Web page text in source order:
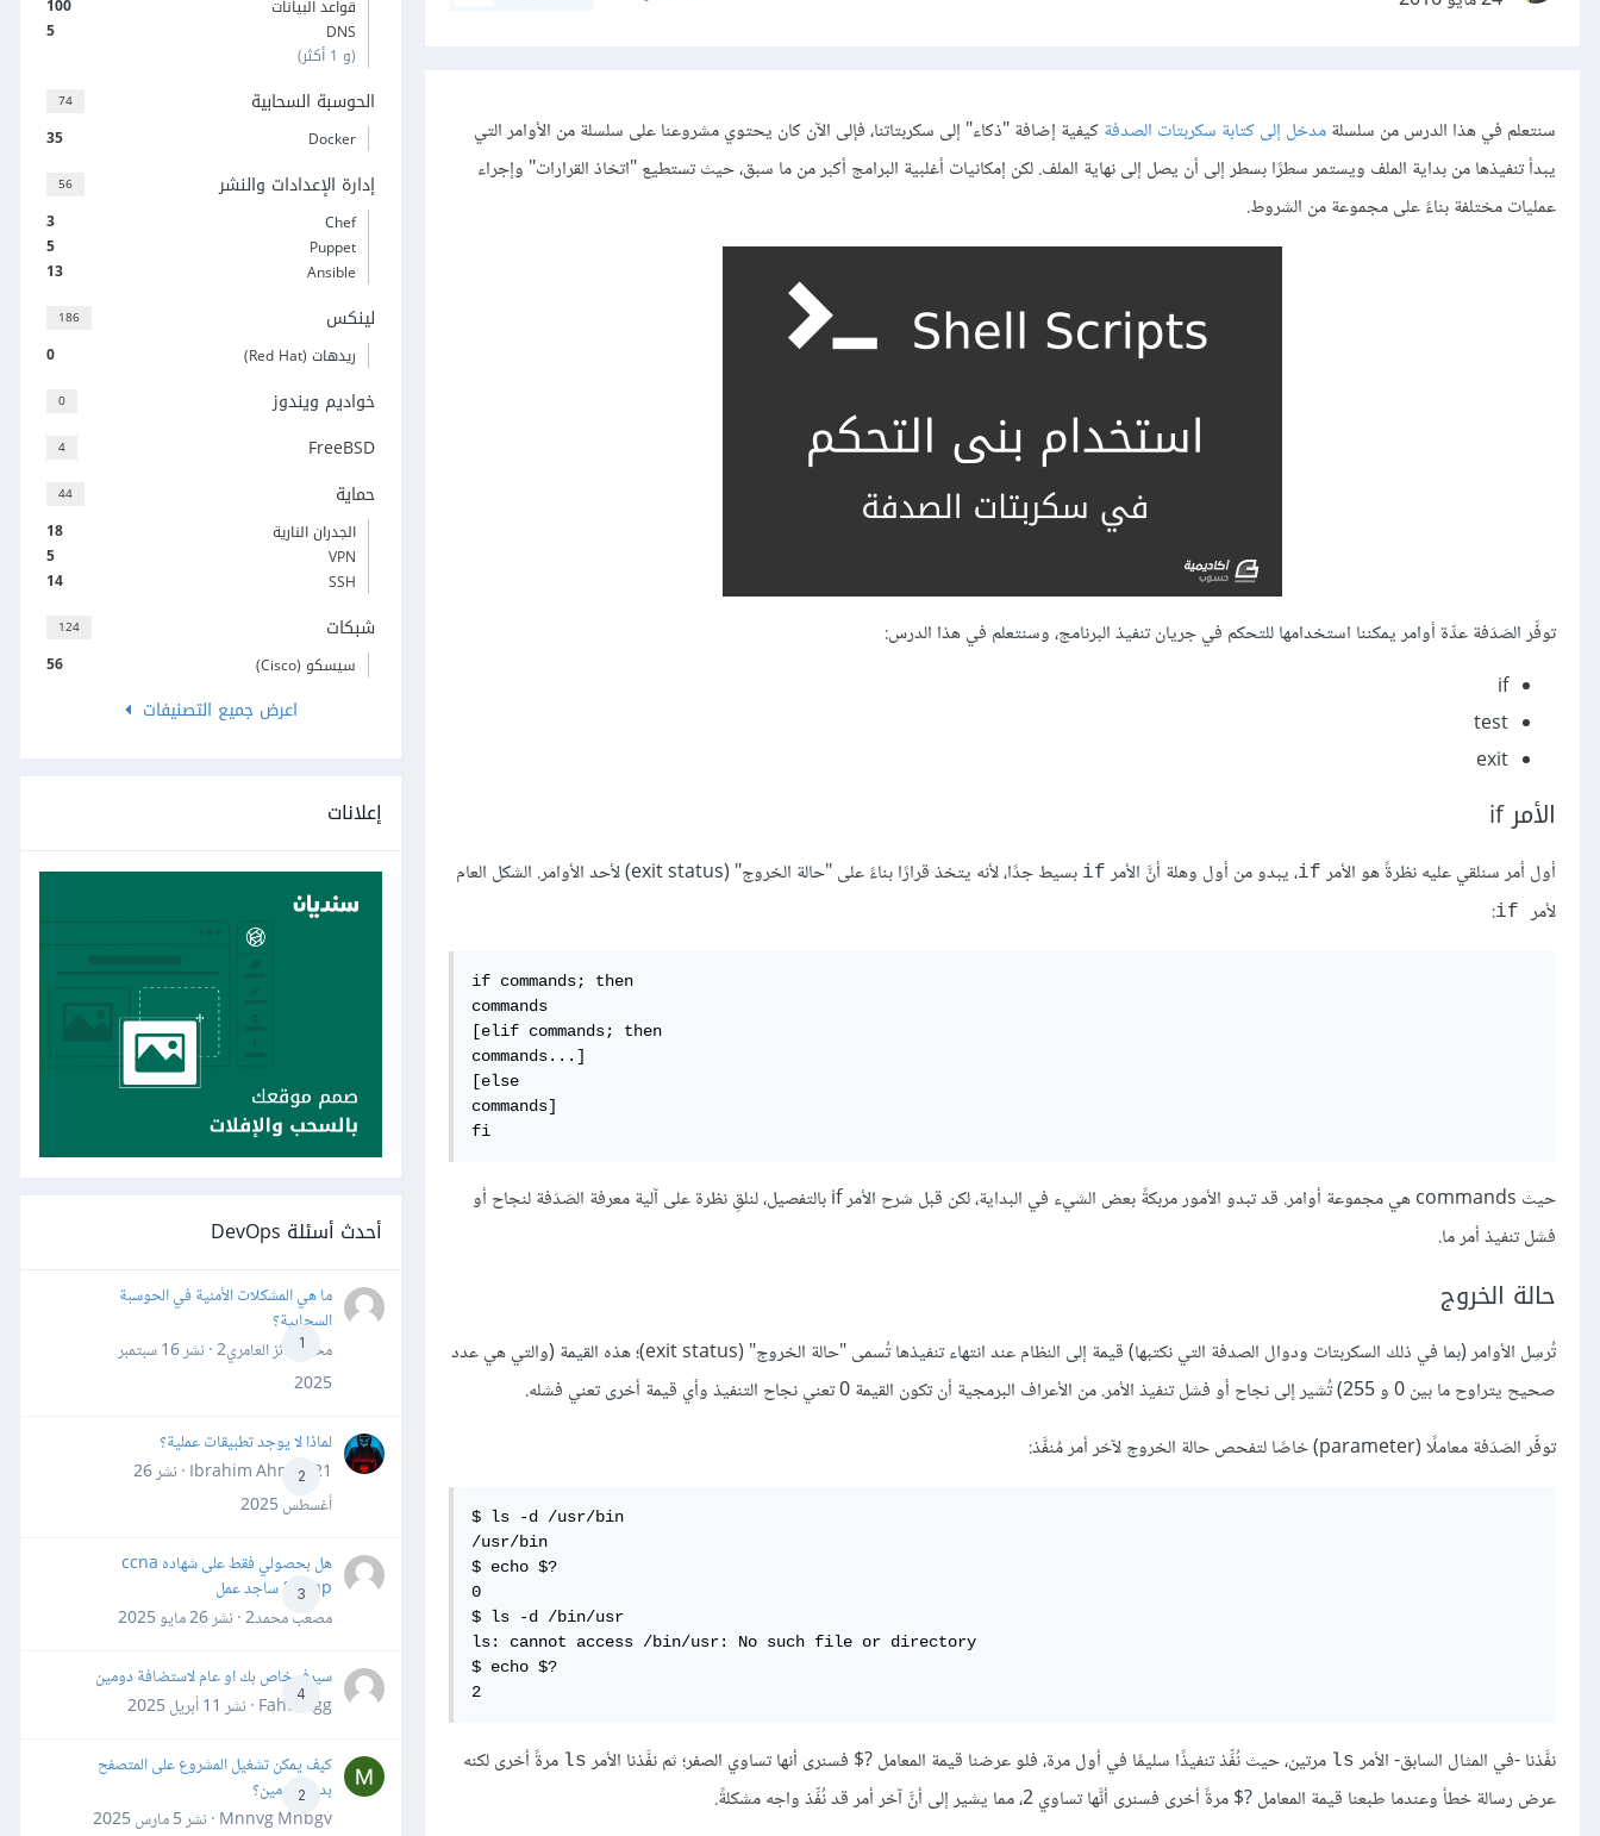
سنتعلم في هذا الدرس من سلسلةمدخل إلى كتابة سكربتات الصدفةكيفية إضافة "ذكاء" إلى سكربتاتنا، فإلى الآن كان يحتوي مشروعنا على سلسلة من الأوامر التي
يبدأ تنفيذها من بداية الملف ويستمر سطرًا بسطر إلى أن يصل إلى نهاية الملف. لكن إمكانيات أغلبية البرامج أكبر من ما سبق، حيث تستطيع "اتخاذ القرارات" وإجراء
عمليات مختلفة بناءً على مجموعة من الشروط.
توفِّر الصَدَفة عدِّة أوامر يمكننا استخدامها للتحكم في جريان تنفيذ البرنامج، وسنتعلم في هذا الدرس:
if
test
exit
الأمر if
أول أمر سنلقي عليه نظرةً هو الأمر if، يبدو من أول وهلة أنَّ الأمر if
بسيط جدًا، لأنه يتخذ قرارًا بناءً على "حالة الخروج" (exit status) لأحد الأوامر. الشكل العام
لأمر
:
if commands; then
commands
[elif commands; then
commands...]
[else
commands]
fi
حيث commands هي مجموعة أوامر. قد تبدو الأمور مربكةً بعض الشيء في البداية، لكن قبل شرح الأمر if بالتفصيل، لنلقِ نظرة على آلية معرفة الصَدَفة لنجاح أو
فشل تنفيذ أمر ما.
حالة الخروج
تُرسِل الأوامر (بما في ذلك السكربتات ودوال الصدفة التي نكتبها) قيمة إلى النظام عند انتهاء تنفيذها تُسمى "حالة الخروج" (exit status)؛ هذه القيمة (والتي هي عدد
صحيح يتراوح ما بين 0 و 255) تُشير إلى نجاح أو فشل تنفيذ الأمر. من الأعراف البرمجية أن تكون القيمة 0 تعني نجاح التنفيذ وأي قيمة أخرى تعني فشله.
توفِّر الصَدَفة معاملًا (parameter) خاصًا لتفحص حالة الخروج لآخر أمر مُنفَّذ:
$ ls -d /usr/bin
/usr/bin
$ echo $?
0
$ ls -d /bin/usr
ls: cannot access /bin/usr: No such file or directory
$ echo $?
2
نفَّذنا -في المثال السابق- الأمر ls مرتين، حيث نُفِّذ تنفيذًا سليمًا في أول مرة، فلو عرضنا قيمة المعامل ‎$?‎ فسنرى أنها تساوي الصفر؛ ثم نفَّذنا الأمر ls مرةً أخرى لكنه
عرض رسالة خطأ وعندما طبعنا قيمة المعامل ‎$?‎ مرةً أخرى فسنرى أنَّها تساوي 2، مما يشير إلى أنَّ آخر أمر قد نُفِّذ واجه مشكلةً.
100
قواعد البيانات
5
DNS
(و 1 أكثر)
74 الحوسبة السحابية
35 Docker
56 إدارة الإعدادات والنشر
3
Chef
5
Puppet
13
Ansible
186 لينكس
0 ريدهات (Red Hat)
0 خواديم ويندوز
4 FreeBSD
44 حماية
18
الجدران النارية
5
VPN
14
SSH
124 شبكات
56 سيسكو (Cisco)
اعرض جميع التصنيفات
إعلانات
أحدث أسئلة DevOps
1
ما هي المشكلات الأمنية في الحوسبة
السحابية؟
محمد فائز العامري2 · نشر
16 سبتمبر
2025
2
لماذا لا يوجد تطبيقات عملية؟
Ibrahim Ahmed21 · نشر
26
أغسطس 2025
3
هل بحصولي فقط على شهاده ccna
&ccnp ساجد عمل
مصعب محمد2 · نشر
26 مايو 2025
4
سيرفر خاص بك او عام لاستضافة دومين
Fahd Ggg · نشر
11 أبريل 2025
2
كيف يمكن تشغيل المشروع على المتصفح
بدون دومين؟
Mnnvg Mnbgv · نشر
5 مارس 2025